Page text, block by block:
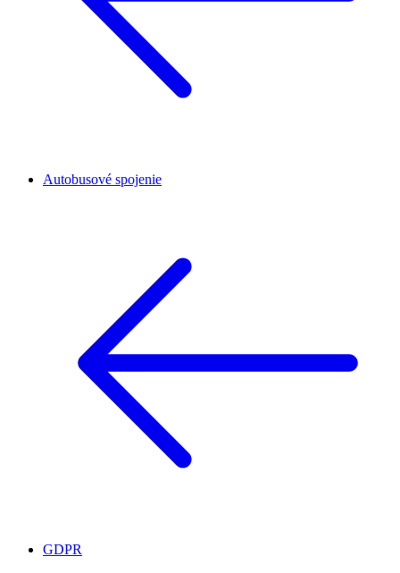
Autobusové spojenie
GDPR